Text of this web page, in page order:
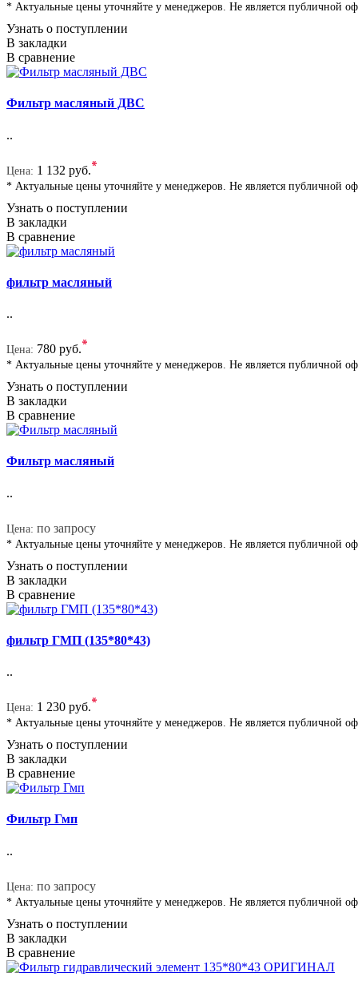
* Актуальные цены уточняйте у менеджеров. Не является публичной
Узнать о поступлении
В закладки
В сравнение
Фильтр масляный ДВС
..
Цена: 1 132 руб.*
* Актуальные цены уточняйте у менеджеров. Не является публичной
Узнать о поступлении
В закладки
В сравнение
фильтр масляный
..
Цена: 780 руб.*
* Актуальные цены уточняйте у менеджеров. Не является публичной
Узнать о поступлении
В закладки
В сравнение
Фильтр масляный
..
Цена: по запросу
* Актуальные цены уточняйте у менеджеров. Не является публичной
Узнать о поступлении
В закладки
В сравнение
фильтр ГМП (135*80*43)
..
Цена: 1 230 руб.*
* Актуальные цены уточняйте у менеджеров. Не является публичной
Узнать о поступлении
В закладки
В сравнение
Фильтр Гмп
..
Цена: по запросу
* Актуальные цены уточняйте у менеджеров. Не является публичной
Узнать о поступлении
В закладки
В сравнение